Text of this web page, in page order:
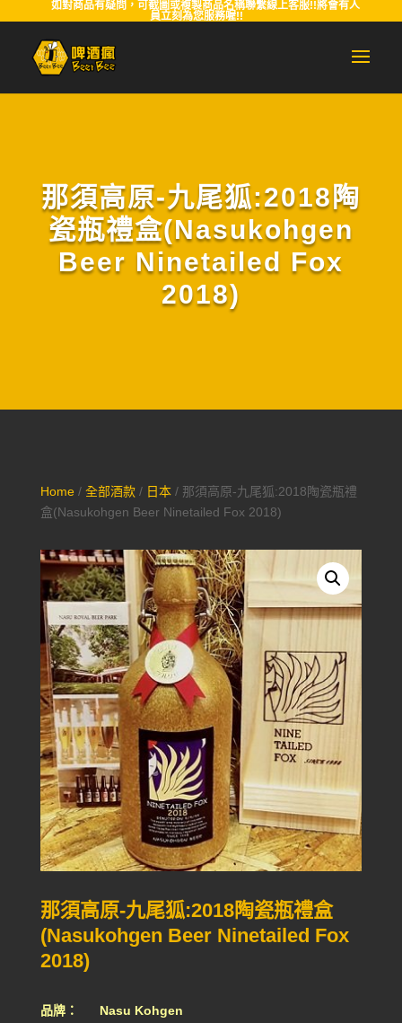
如對商品有疑問，可截圖或複製商品名稱聯繫線上客服!!將會有人
員立刻為您服務喔!!
那須高原-九尾狐:2018陶
瓷瓶禮盒(Nasukohgen
Beer Ninetailed Fox
2018)
Home/ 全部酒款/ 日本/ 那須高原-九尾狐:2018陶瓷瓶禮
盒(Nasukohgen Beer Ninetailed Fox 2018)
那須高原-九尾狐:2018陶瓷瓶禮盒
(Nasukohgen Beer Ninetailed Fox
2018)
品牌： Nasu Kohgen